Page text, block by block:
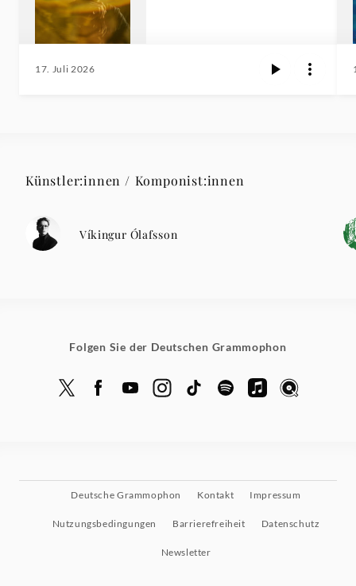
17. Juli 2026
Künstler:innen / Komponist:innen
Víkingur Ólafsson
Folgen Sie der Deutschen Grammophon
Deutsche Grammophon Kontakt Impressum
Nutzungsbedingungen Barrierefreiheit Datenschutz
Newsletter